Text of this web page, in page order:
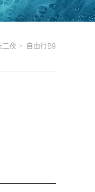
二夜 自由行B9